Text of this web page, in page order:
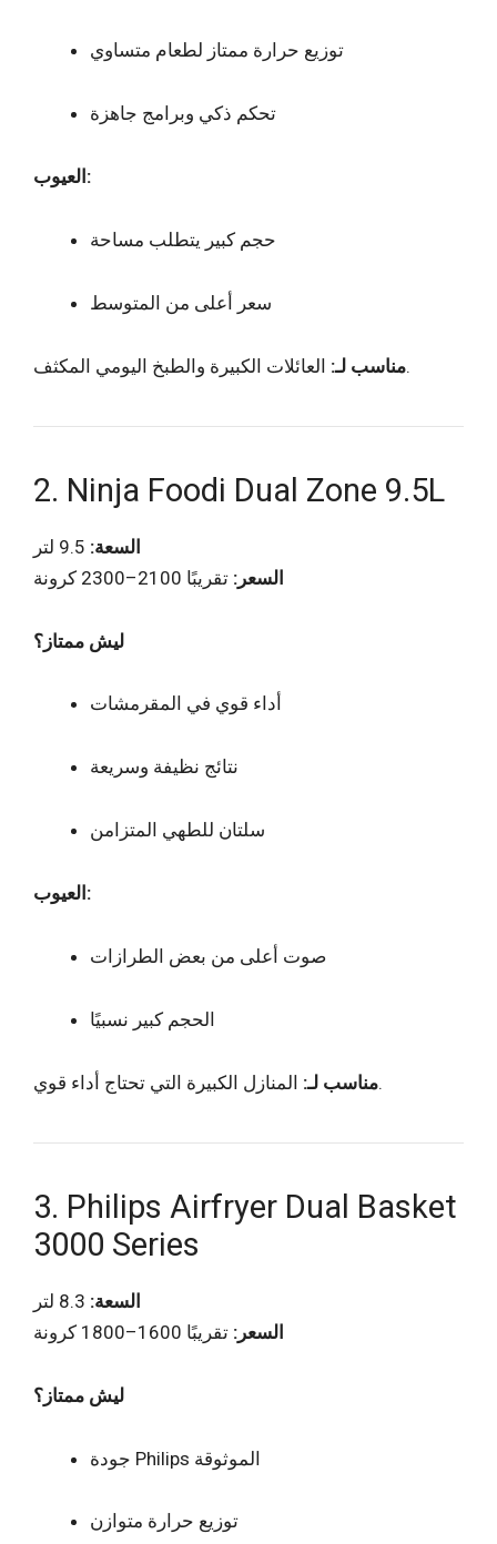
توزيع حرارة ممتاز لطعام متساوي
تحكم ذكي وبرامج جاهزة
العيوب:
حجم كبير يتطلب مساحة
سعر أعلى من المتوسط
مناسب لـ:العائلات الكبيرة والطبخ اليومي المكثف.
2. Ninja Foodi Dual Zone 9.5L
السعة:
السعر: تقريبًا 2100–2300 كرونة
ليش ممتاز؟
أداء قوي في المقرمشات
نتائج نظيفة وسريعة
سلتان للطهي المتزامن
العيوب:
صوت أعلى من بعض الطرازات
الحجم كبير نسبيًا
مناسب لـ:المنازل الكبيرة التي تحتاج أداء قوي.
3. Philips Airfryer Dual Basket
3000 Series
السعة:
السعر: تقريبًا 1600–1800 كرونة
ليش ممتاز؟
جودة Philips الموثوقة
توزيع حرارة متوازن